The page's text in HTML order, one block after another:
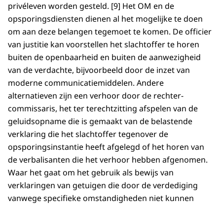
privéleven worden gesteld. [9] Het OM en de
opsporingsdiensten dienen al het mogelijke te doen
om aan deze belangen tegemoet te komen. De officier
van justitie kan voorstellen het slachtoffer te horen
buiten de openbaarheid en buiten de aanwezigheid
van de verdachte, bijvoorbeeld door de inzet van
moderne communicatiemiddelen. Andere
alternatieven zijn een verhoor door de rechter-
commissaris, het ter terechtzitting afspelen van de
geluidsopname die is gemaakt van de belastende
verklaring die het slachtoffer tegenover de
opsporingsinstantie heeft afgelegd of het horen van
de verbalisanten die het verhoor hebben afgenomen.
Waar het gaat om het gebruik als bewijs van
verklaringen van getuigen die door de verdediging
vanwege specifieke omstandigheden niet kunnen